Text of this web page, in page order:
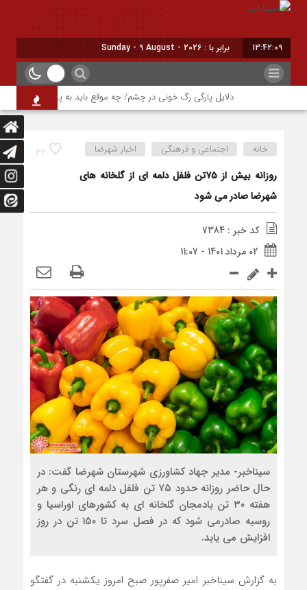
13:42:10 برابر با : Sunday - 9 August - 2026
دلایل پارگی رگ خونی در چشم/ چه موقع باید به پزشک مراجعه کنیم؟
32 خانه اجتماعی و فرهنگی اخبار شهرضا
روزانه بیش از ۷۵تن فلفل دلمه ای از گلخانه های
شهرضا صادر می شود
کد خبر : 7384
02 مرداد 1401 - 11:07
سیناخبر- مدیر جهاد کشاورزی شهرستان شهرضا گفت: در
حال حاضر روزانه حدود ٧۵ تن فلفل دلمه ای رنگی و هر
هفته ٣٠ تن بادمجان گلخانه ای به کشورهای اوراسیا و
روسیه صادرمی شود که در فصل سرد تا ١۵٠ تن در روز
افزایش می یابد.
به گزارش سیناخبر امیر صفرپور صبح امروز یکشنبه در گفتگو